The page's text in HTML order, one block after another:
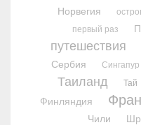
Норвегия
первый раз
путешествия
Сербия Сингапур
Таиланд Тай
Финляндия
Чили